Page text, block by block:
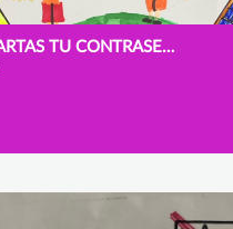
NO COMPARTAS TU CONTRASEÑA